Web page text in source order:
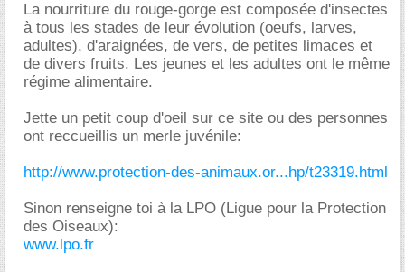
La nourriture du rouge-gorge est composée d'insectes
à tous les stades de leur évolution (oeufs, larves,
adultes), d'araignées, de vers, de petites limaces et
de divers fruits. Les jeunes et les adultes ont le même
régime alimentaire.
Jette un petit coup d'oeil sur ce site ou des personnes
ont reccueillis un merle juvénile:
http://www.protection-des-animaux.or...hp/t23319.html
Sinon renseigne toi à la LPO (Ligue pour la Protection
des Oiseaux):
www.lpo.fr